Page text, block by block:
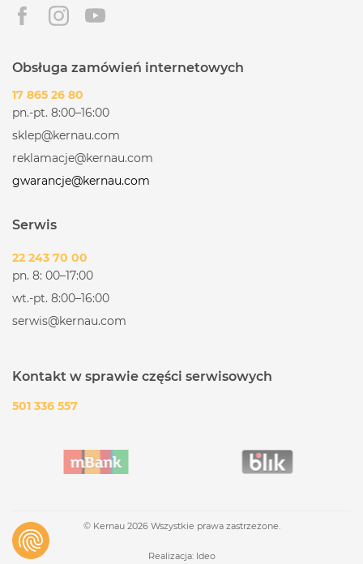
Obsługa zamówień internetowych
17 865 26 80
pn.-pt. 8:00–16:00
sklep@kernau.com
reklamacje@kernau.com
gwarancje@kernau.com
Serwis
22 243 70 00
pn. 8: 00–17:00
wt.-pt. 8:00–16:00
serwis@kernau.com
Kontakt w sprawie części serwisowych
501 336 557
© Kernau 2026 Wszystkie prawa zastrzeżone.
Realizacja: Ideo